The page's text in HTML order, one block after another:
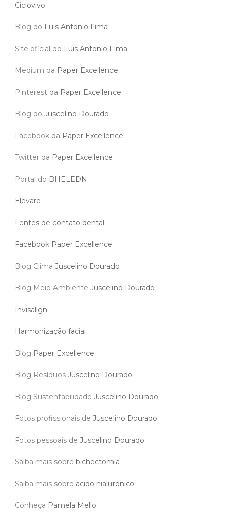
Ciclovivo
Blog do Luis Antonio Lima
Site oficial do Luis Antonio Lima
Medium da Paper Excellence
Pinterest da Paper Excellence
Blog do Juscelino Dourado
Facebook da Paper Excellence
Twitter da Paper Excellence
Portal do BHELEDN
Elevare
Lentes de contato dental
Facebook Paper Excellence
Blog Clima Juscelino Dourado
Blog Meio Ambiente Juscelino Dourado
Invisalign
Harmonização facial
Blog Paper Excellence
Blog Resíduos Juscelino Dourado
Blog Sustentabilidade Juscelino Dourado
Fotos profissionais de Juscelino Dourado
Fotos pessoais de Juscelino Dourado
Saiba mais sobre bichectomia
Saiba mais sobre acido hialuronico
Conheça Pamela Mello